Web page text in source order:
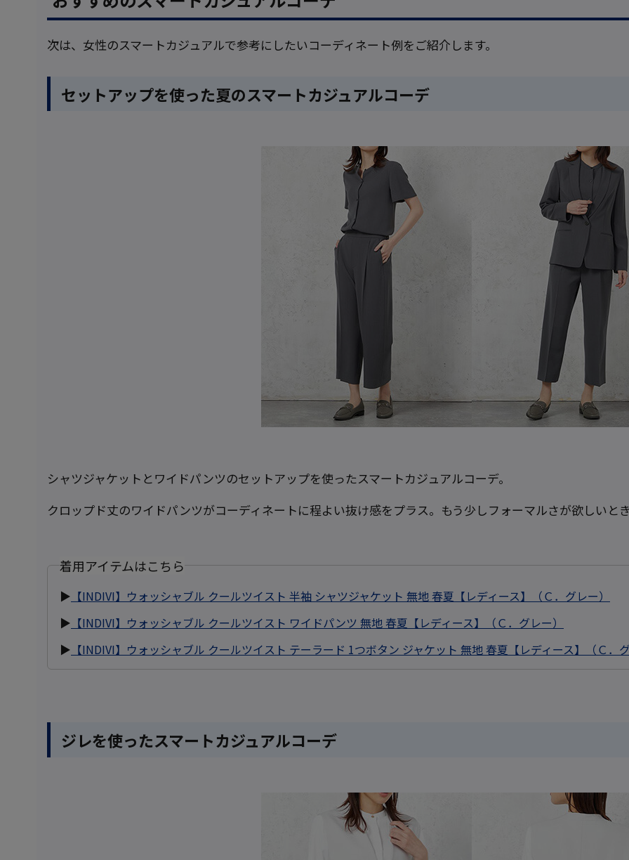
次は、女性のスマートカジュアルで参考にしたいコーディネート例をご紹介します。
セットアップを使った夏のスマートカジュアルコーデ
シャツジャケットとワイドパンツのセットアップを使ったスマートカジュアルコーデ。
クロップド丈のワイドパンツがコーディネートに程よい抜け感をプラス。もう少しフォーマルさが欲しい
着用アイテムはこちら
▶ 【INDIVI】ウォッシャブル クールツイスト 半袖 シャツジャケット 無地 春夏【レディース】（Ｃ．グレー）
▶ 【INDIVI】ウォッシャブル クールツイスト ワイドパンツ 無地 春夏【レディース】（Ｃ．グレー）
▶ 【INDIVI】ウォッシャブル クールツイスト テーラード 1つボタン ジャケット 無地 春夏【レディース】（Ｃ．
ジレを使ったスマートカジュアルコーデ